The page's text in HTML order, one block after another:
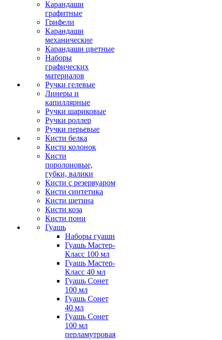
Карандаши
графитные
Грифели
Карандаши
механические
Карандаши цветные
Наборы
графических
материалов
Ручки гелевые
Линеры и
капиллярные
Ручки шариковые
Ручки роллер
Ручки перьевые
Кисти белка
Кисти колонок
Кисти
поролоновые,
губки, валики
Кисти с резервуаром
Кисти синтетика
Кисти щетина
Кисти коза
Кисти пони
Гуашь
Наборы гуаши
Гуашь Мастер-
Класс 100 мл
Гуашь Мастер-
Класс 40 мл
Гуашь Сонет
100 мл
Гуашь Сонет
40 мл
Гуашь Сонет
100 мл
перламутровая